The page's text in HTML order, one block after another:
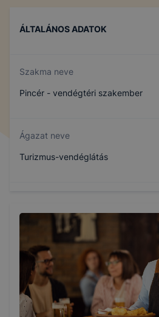
ÁLTALÁNOS ADATOK
Szakma neve
Pincér - vendégtéri szakember
Ágazat neve
Turizmus-vendéglátás
Képzés időtartama
3 év